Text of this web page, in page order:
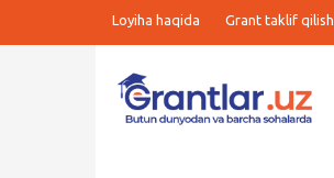
Loyiha haqida Grant taklif qilish